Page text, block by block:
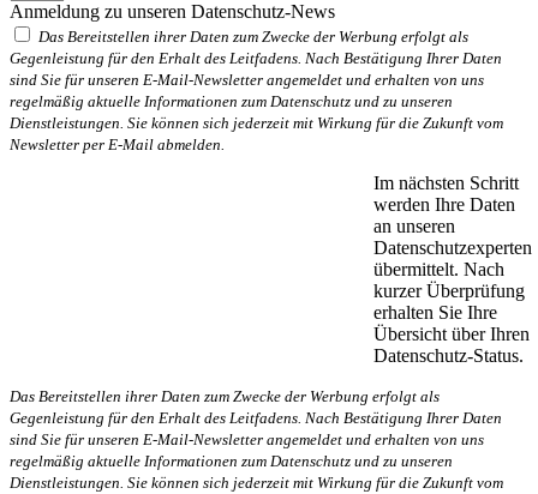
Anmeldung zu unseren Datenschutz-News
Das Bereitstellen ihrer Daten zum Zwecke der Werbung erfolgt als
Gegenleistung für den Erhalt des Leitfadens. Nach Bestätigung Ihrer Daten
sind Sie für unseren E-Mail-Newsletter angemeldet und erhalten von uns
regelmäßig aktuelle Informationen zum Datenschutz und zu unseren
Dienstleistungen. Sie können sich jederzeit mit Wirkung für die Zukunft vom
Newsletter per E-Mail abmelden.
Im nächsten Schritt
werden Ihre Daten
an unseren
Datenschutzexperten
übermittelt. Nach
kurzer Überprüfung
erhalten Sie Ihre
Übersicht über Ihren
Datenschutz-Status.
Das Bereitstellen ihrer Daten zum Zwecke der Werbung erfolgt als
Gegenleistung für den Erhalt des Leitfadens. Nach Bestätigung Ihrer Daten
sind Sie für unseren E-Mail-Newsletter angemeldet und erhalten von uns
regelmäßig aktuelle Informationen zum Datenschutz und zu unseren
Dienstleistungen. Sie können sich jederzeit mit Wirkung für die Zukunft vom